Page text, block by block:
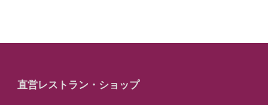
直営レストラン・ショップ